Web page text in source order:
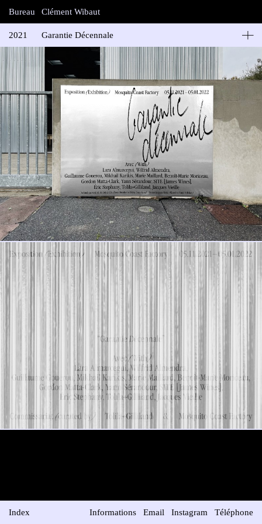
Bureau Clément Wibaut
2021
Garantie Décennale
Mosquito Coast Factory | Tolila+Gilliland
Signalétique de l’exposition organisée par le centre d’art
contemporain Mosquito Coast Factory et l’atelier d’architecture
Tolila+Gilliland.
Index Informations Email Instagram Téléphone